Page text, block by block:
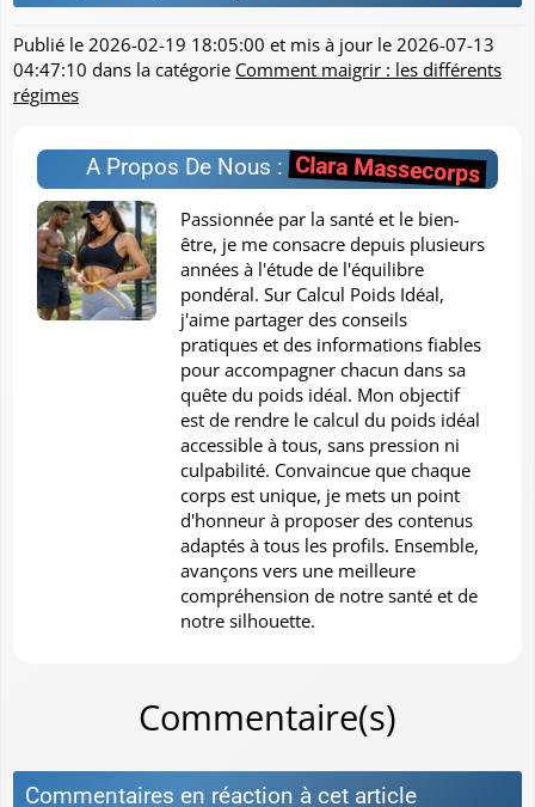
Publié le 2026-02-19 18:05:00 et mis à jour le 2026-07-13
04:47:10 dans la catégorie Comment maigrir : les différents
régimes
A Propos De Nous :Clara Massecorps
Passionnée par la santé et le bien-
être, je me consacre depuis plusieurs
années à l'étude de l'équilibre
pondéral. Sur Calcul Poids Idéal,
j'aime partager des conseils
pratiques et des informations fiables
pour accompagner chacun dans sa
quête du poids idéal. Mon objectif
est de rendre le calcul du poids idéal
accessible à tous, sans pression ni
culpabilité. Convaincue que chaque
corps est unique, je mets un point
d'honneur à proposer des contenus
adaptés à tous les profils. Ensemble,
avançons vers une meilleure
compréhension de notre santé et de
notre silhouette.
Commentaire(s)
Commentaires en réaction à cet article